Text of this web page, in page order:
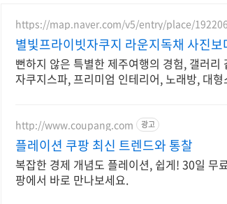
https://map.naver.com/v5/entry/place/
별빛프라이빗자쿠지 라운지독채 사진
뻔하지 않은 특별한 제주여행의 경험, 갤러
자쿠지스파, 프리미엄 인테리어, 노래방, 대
http://www.coupang.com 광고
플레이션 쿠팡 최신 트렌드와 통찰
복잡한 경제 개념도 플레이션, 쉽게! 30일 무
팡에서 바로 만나보세요.